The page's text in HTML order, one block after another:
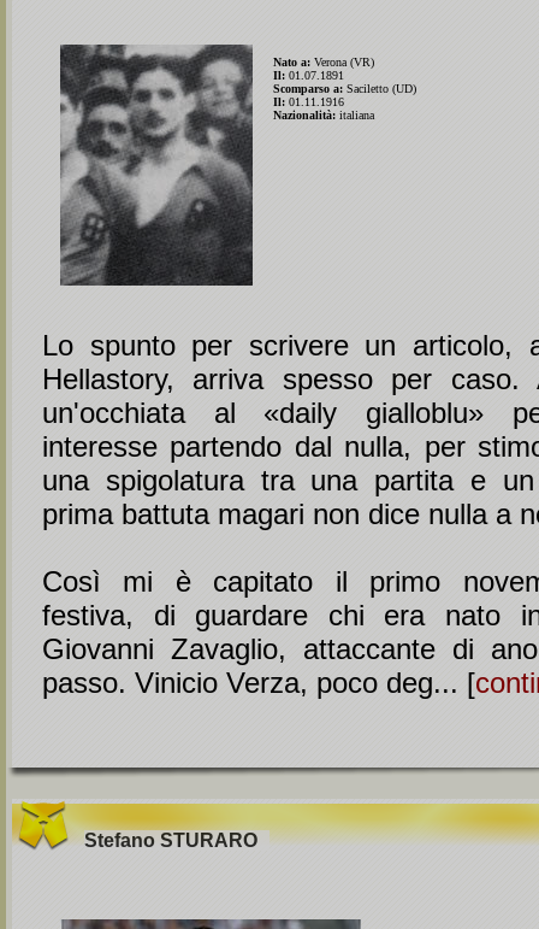
Nato a: Verona (VR)
Il: 01.07.1891
Scomparso a: Saciletto (UD)
Il: 01.11.1916
Nazionalità: italiana
Lo spunto per scrivere un articolo,
Hellastory, arriva spesso per
un'occhiata al «daily gialloblu»
interesse partendo dal nulla, per
una spigolatura tra una partita e
prima battuta magari non dice nulla a
Così mi è capitato il primo
festiva, di guardare chi era nato
Giovanni Zavaglio, attaccante di
passo. Vinicio Verza, poco deg... [
Stefano STURARO